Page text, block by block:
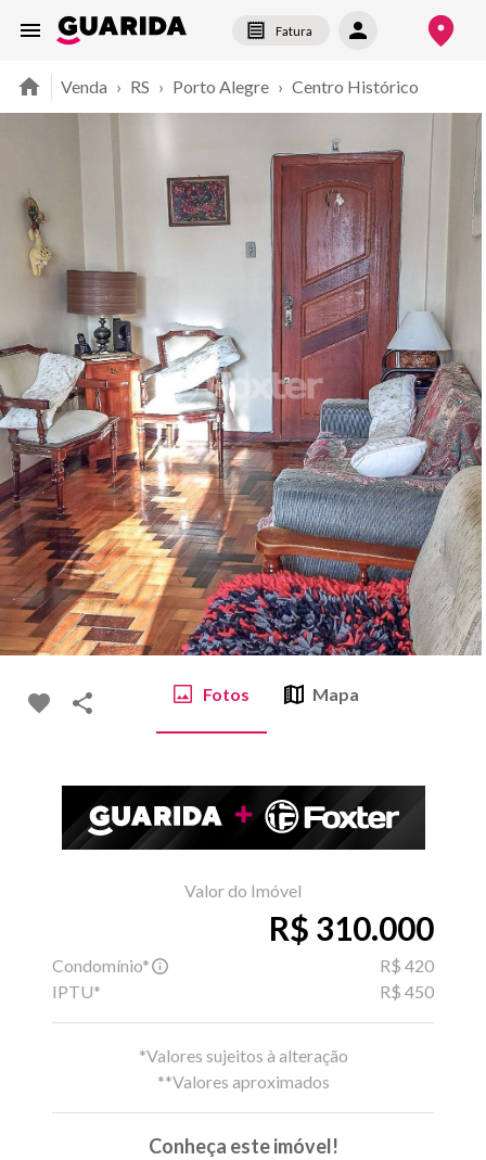
Fatura
Venda › RS › Porto Alegre › Centro Histórico
Fotos Mapa
Valor do Imóvel
R$ 310.000
Condomínio*
R$ 420
IPTU*
R$ 450
*Valores sujeitos à alteração
**Valores aproximados
Conheça este imóvel!